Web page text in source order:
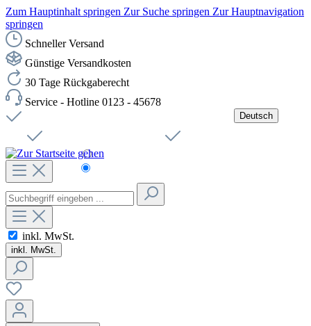
Zum Hauptinhalt springen Zur Suche springen Zur Hauptnavigation
springen
Schneller Versand
Günstige Versandkosten
30 Tage Rückgaberecht
Service - Hotline 0123 - 45678
Deutsch
Čeština
inkl. MwSt.
inkl. MwSt.